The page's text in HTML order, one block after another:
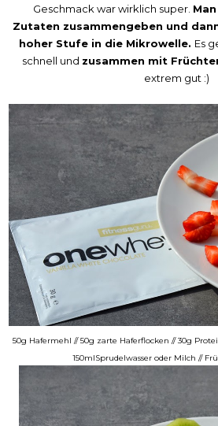
Geschmack war wirklich super.
Zutaten zusammengeben und
hoher Stufe in die Mikrowelle. Es
schnell und zusammen mit
extrem gut :)
50g Hafermehl // 50g zarte Haferflocken // 30g
150mlSprudelwasser oder Milch //